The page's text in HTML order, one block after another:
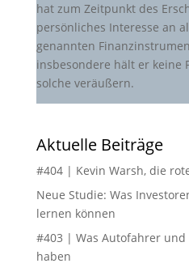
hat zum Zeitpunkt des
persönliches Interesse an
genannten
insbesondere hält er keine
solche veräußern.
Aktuelle Beiträge
#404 | Kevin Warsh, die
Neue Studie: Was
lernen können
#403 | Was Autofahrer und
haben